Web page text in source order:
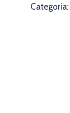
Categoria: